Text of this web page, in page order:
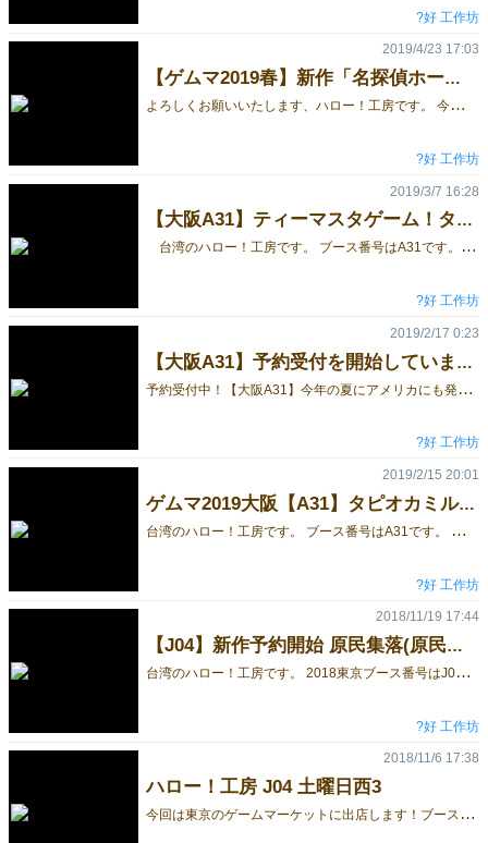
?好 工作坊
【ゲムマ2019春】新作「名探偵ホームフジ」で出展します。
よ
ろしくお願いいたします、ハロー！工房です。 今回は東京のゲームマーケットに出店します！ プレイ人数：2～5人 時間：10分 年齢：6才以上 日本語ルール付
2019/4/23 17:03
?好 工作坊
【大阪A31】ティーマスタゲーム！タピオカミルクティー
台湾のハロー！工房です。 ブース番号はA31です。 よろしくお願い致します。 予約受付中！【大阪A31】今年の夏にアメリカにも発売するという大人気ゲームタピオカミルクティーが大阪にやってまいりました！ ティーマスタゲーム！タピオカミルクティー プレイ人数：1-5人 時間：20分 年齢：8才以上 日本語ルール付 台湾のバンドシェイクティー専門店へようこそ！ティーマスターになって頂き、お客様の注文をたくさん作りましょう！ 猫タウワー 対象年齢: 4歲以上 適応人数: 2～4人 所要時間: 約10分間～15分間 ゲームの目的：手札の猫カードをを早く出し切ったプレイヤーが勝利者になります。 遊び方：手番が回ってきたら、サイコロを振り、プレイヤーはサイコロの出目に相応した動きをします。 原民部落 プレイ人数：3～6人 時間：15~30分 年齢：6才以上 日本語ルール付 台湾には16もの原住民が存在している。 彼らは文字を持たず文化の伝承は長老の言い伝えのみで行われている。 あなたは郷土研究員となって台湾各地で行われるお祭りを巡り、 彼らの「文明の欠片」を集めて、研究成果（得点）をゲットしよう！ 16族もの原住民集落へ探索し、台湾の各地で文化の欠片を集め、研究結果をたくさん得た者が勝者になります！ 予約受付中！【大阪A31】今年の夏にアメリカにも発売するという大人気ゲームタピオカミルクティーが大阪にやってまいりました！
2019/3/7 16:28
?好 工作坊
【大阪A31】予約受付を開始しています！
予
約受付中！【大阪A31】今年の夏にアメリカにも発売するという大人気ゲームタピオカミルクティーが大阪にやってまいりました！
2019/2/17 0:23
?好 工作坊
ゲムマ2019大阪【A31】タピオカミルクティー
台
湾のハロー！工房です。 ブース番号はA31です。 よろしくお願い致します。 ティーマスタゲーム！タピオカミルクティー プレイ人数：1-5人 時間：20分 年齢：8才以上 日本語ルール付 台湾のバンドシェイクティー専門店へようこそ！ティーマスターになって頂き、お客様の注文をたくさん作りましょう！
2019/2/15 20:01
?好 工作坊
【J04】新作予約開始 原民集落(原民部落)
台
湾のハロー！工房です。 2018東京ブース番号はJ04土曜日西3です。 よろしくお願い致します。 プレイ人数：3～6人 時間：15~30分 年齢：6才以上 日本語ルール付 新作-予約受付中！→GO! 台湾には16もの原住民が存在している。 彼らは文字を持たず文化の伝承は長老の言い伝えのみで行われている。 あなたは郷土研究員となって台湾各地で行われるお祭りを巡り、 彼らの「文明の欠片」を集めて、研究成果（得点）をゲットしよう！ 文化の宝島へ探検しましょう！ 【內容物】 1.カード90枚 2.台湾（8）カード1枚 3.研究記録カード6枚 【ゲームの目的】 台湾の中央山脈を中心（数字8）に、4つの方位（東西南北）にカードの数字でしりとりをしていただく。 プレイヤーはより多くの原住民のお祭りに参加し、独特なお祭り効果を発動しながら、 経費をかけずに文明の欠片をより多く集めましょう！ 台湾の中央山脈を中心（数字8）に、 4つの方位（東西南北）にカードの数字でしりとりをしていただく。 プレイヤーはより多くの原住民のお祭りに参加し、 独特なお祭り効果を発動しながら、 経費をかけずに文明の欠片をより多く集めましょう！ 【ゲームの遊び方】 タイヤル 数字1～7を3つ言います。言い当てられたカードが得点になります。 ブース名：J04 土曜日西3 ハロー！工房 限定￥2000（※数量限定）ルール：日本語ルール 購入予約はこちらです！→原民部落
2018/11/19 17:44
?好 工作坊
ハロー！工房 J04 土曜日西3
今
回は東京のゲームマーケットに出店します！ブースNO：J04 土曜日西3。 台湾には16もの原住民が存在している。 彼らは文字を持たず文化の伝承は長老の言い伝えのみで行われている。 あなたは郷土研究員となって台湾各地で行われるお祭りを巡り、 彼らの「文明の欠片」を集めて、研究成果（得点）をゲットしよう！ [embed]https://www.youtube.com/watch?v=fQXdROOLu5I&feature=youtu.be&fbclid=IwAR2mR4pfQE6VwHne3KiXgfU-imBIneiefwma1PEi4FQ_Xfkz5AOH7ndpROE[/embed] 新作-予約受付中！→GO!
2018/11/6 17:38